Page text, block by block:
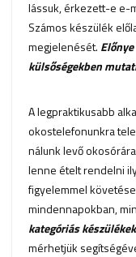
lássuk, érkezett-e e-
Számos készülék
megjelenését.
külsőségekben
A legpraktikusabb
okostelefonunkra
nálunk levő
lenne ételt rendelni
figyelemmel
mindennapokban,
kategóriás
mérhetjük